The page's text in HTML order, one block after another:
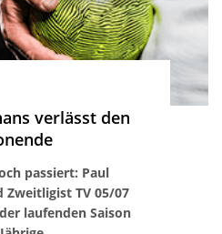
verlässt den
passiert: Paul
Zweitligist TV 05/07
laufenden Saison